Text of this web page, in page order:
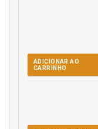
ADICIONAR AO
CARRINHO